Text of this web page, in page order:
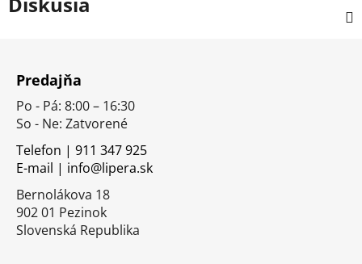
Predajňa
Po - Pá: 8:00 – 16:30
So - Ne: Zatvorené
Telefon | 911 347 925
E-mail | info@lipera.sk
Bernolákova 18
902 01 Pezinok
Slovenská Republika